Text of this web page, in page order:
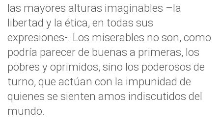
las mayores alturas imaginables –la
libertad y la ética, en todas sus
expresiones-. Los miserables no son, como
podría parecer de buenas a primeras, los
pobres y oprimidos, sino los poderosos de
turno, que actúan con la impunidad de
quienes se sienten amos indiscutidos del
mundo.